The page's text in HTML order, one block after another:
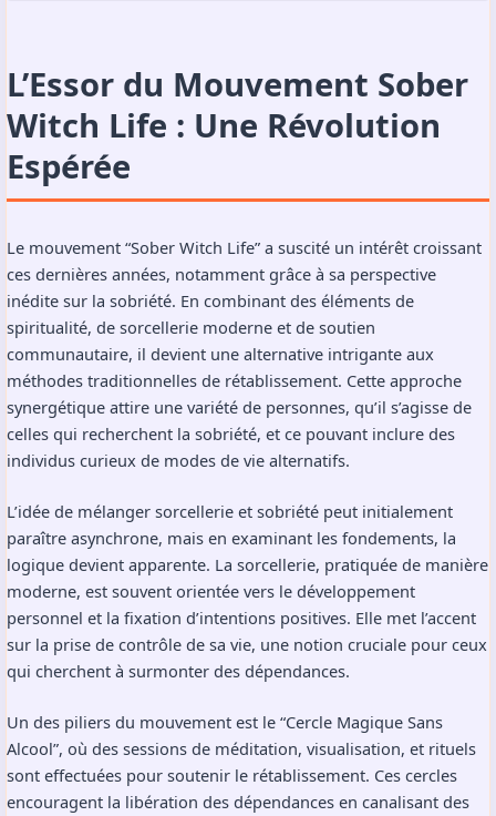
L’Essor du Mouvement Sober
Witch Life : Une Révolution
Espérée
Le mouvement “Sober Witch Life” a suscité un intérêt croissant
ces dernières années, notamment grâce à sa perspective
inédite sur la sobriété. En combinant des éléments de
spiritualité, de sorcellerie moderne et de soutien
communautaire, il devient une alternative intrigante aux
méthodes traditionnelles de rétablissement. Cette approche
synergétique attire une variété de personnes, qu’il s’agisse de
celles qui recherchent la sobriété, et ce pouvant inclure des
individus curieux de modes de vie alternatifs.
L’idée de mélanger sorcellerie et sobriété peut initialement
paraître asynchrone, mais en examinant les fondements, la
logique devient apparente. La sorcellerie, pratiquée de manière
moderne, est souvent orientée vers le développement
personnel et la fixation d’intentions positives. Elle met l’accent
sur la prise de contrôle de sa vie, une notion cruciale pour ceux
qui cherchent à surmonter des dépendances.
Un des piliers du mouvement est le “Cercle Magique Sans
Alcool”, où des sessions de méditation, visualisation, et rituels
sont effectuées pour soutenir le rétablissement. Ces cercles
encouragent la libération des dépendances en canalisant des